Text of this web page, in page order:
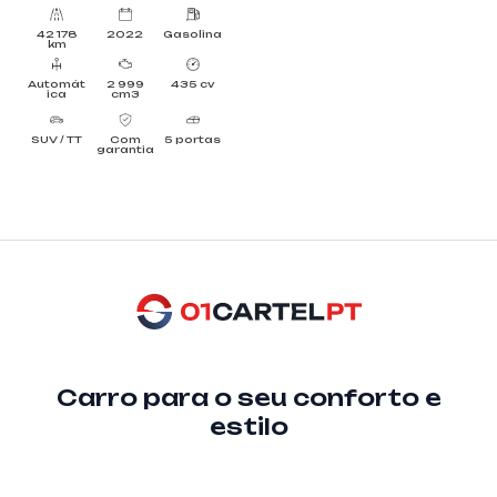
42 178
km
2022 Gasolina
Automát
ica
2 999
cm3
435 cv
SUV / TT
Com
garantia
5 portas
Carro para o seu conforto e
estilo